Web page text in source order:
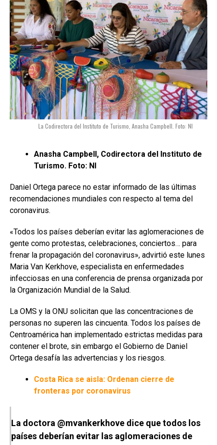
La Codirectora del Instituto de Turismo, Anasha Campbell. Foto: NI
Anasha Campbell, Codirectora del Instituto de
Turismo. Foto: NI
Daniel Ortega parece no estar informado de las últimas
recomendaciones mundiales con respecto al tema del
coronavirus.
«Todos los países deberían evitar las aglomeraciones de
gente como protestas, celebraciones, conciertos… para
frenar la propagación del coronavirus», advirtió este lunes
Maria Van Kerkhove, especialista en enfermedades
infecciosas en una conferencia de prensa organizada por
la Organización Mundial de la Salud.
La OMS y la ONU solicitan que las concentraciones de
personas no superen las cincuenta. Todos los países de
Centroamérica han implementado estrictas medidas para
contener el brote, sin embargo el Gobierno de Daniel
Ortega desafía las advertencias y los riesgos.
Costa Rica se aisla: Ordenan cierre de
fronteras por coronavirus
La doctora @mvankerkhove dice que todos los
países deberían evitar las aglomeraciones de